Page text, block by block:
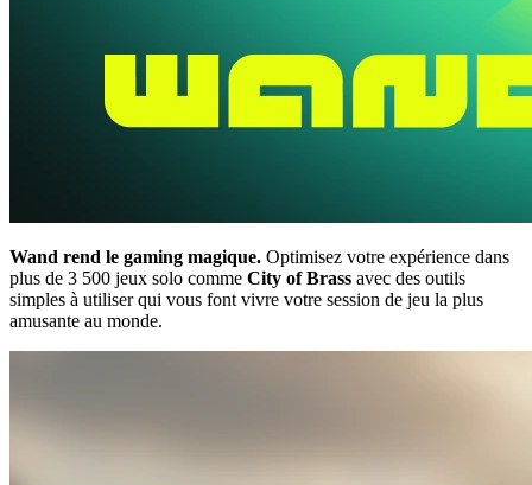
Wand rend le gaming magique. Optimisez votre expérience dans
plus de 3 500 jeux solo comme City of Brass avec des outils
simples à utiliser qui vous font vivre votre session de jeu la plus
amusante au monde.